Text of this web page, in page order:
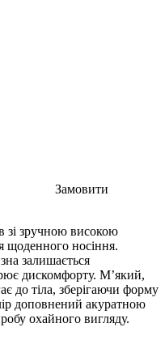
Замовити
зі зручною високою
носіння.
залишається
дискомфорту. М’який,
до тіла, зберігаючи форму
доповнений акуратною
охайного вигляду.